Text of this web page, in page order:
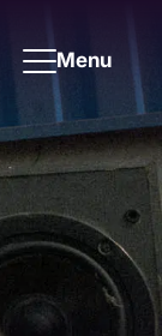
Menu